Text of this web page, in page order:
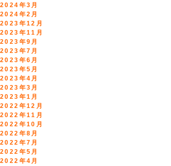
2024年3月
2024年2月
2023年12月
2023年11月
2023年9月
2023年7月
2023年6月
2023年5月
2023年4月
2023年3月
2023年1月
2022年12月
2022年11月
2022年10月
2022年8月
2022年7月
2022年5月
2022年4月